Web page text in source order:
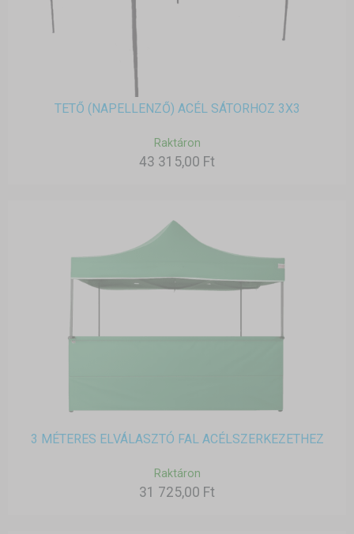
TETŐ (NAPELLENZŐ) ACÉL SÁTORHOZ 3X3
Raktáron
43 315,00 Ft
3 MÉTERES ELVÁLASZTÓ FAL ACÉLSZERKEZETHEZ
Raktáron
31 725,00 Ft